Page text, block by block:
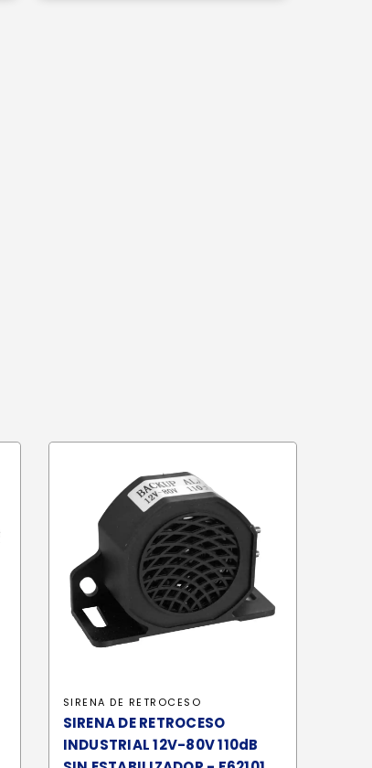
SIRENA DE RETROCESO
SIRENA DE RETROCESO
INDUSTRIAL 12V-80V 110dB